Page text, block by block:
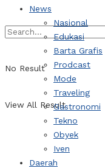
No Result
View All Result
News
Nasional
Edukasi
Barta Grafis
Prodcast
Mode
Traveling
Gastronomi
Tekno
Obyek
Iven
Daerah